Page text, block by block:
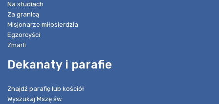
Na studiach
Za granicą
Misjonarze miłosierdzia
Egzorcyści
Zmarli
Dekanaty i parafie
Znajdź parafię lub kościół
Wyszukaj Mszę św.